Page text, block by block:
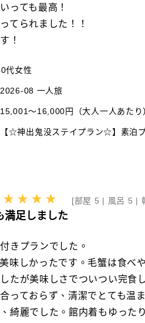
っても最高！
てられました！！
！
代女性
2026-08 一人旅
15,001～16,000円（大人一人あたり
【☆神出鬼没ステイプラン☆】素泊
[部屋 5 | 風呂 5 |
満足しました
きプランでした。
味しかったです。毛蟹は食べ
たが美味しさでついつい完食
っておらず、清潔でとても温
綺麗でした。館内着もゆった